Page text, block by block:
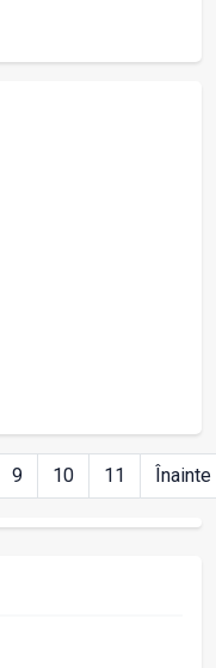
9 10 11 Înainte